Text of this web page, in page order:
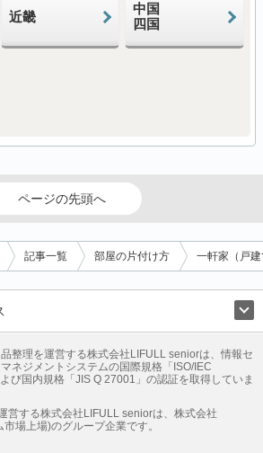
近畿
中国
四国
ページの先頭へ
記事一覧 部屋の片付け方 一軒家（戸
人ホーム 地方創生 ママの就労支援
ィング 遺品整理 老後の暮らし情報
ス
整理を運営する株式会社LIFULL seniorは、情報セ
ネジメントシステムの国際規格「ISO/IEC
び国内規格「JIS Q 27001」の認証を取得していま
営する株式会社LIFULL seniorは、株式会社
場上場)のグループ企業です。